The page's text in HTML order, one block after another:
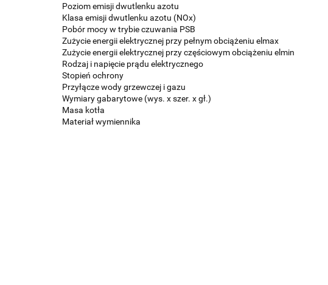
Poziom emisji dwutlenku azotu
Klasa emisji dwutlenku azotu (NOx)
Pobór mocy w trybie czuwania PSB
Zużycie energii elektrycznej przy pełnym obciążeniu elmax
Zużycie energii elektrycznej przy częściowym obciążeniu elmin
Rodzaj i napięcie prądu elektrycznego
Stopień ochrony
Przyłącze wody grzewczej i gazu
Wymiary gabarytowe (wys. x szer. x gł.)
Masa kotła
Materiał wymiennika